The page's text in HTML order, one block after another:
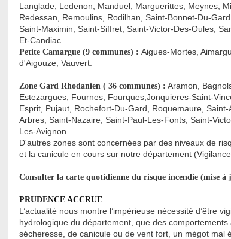
Langlade, Ledenon, Manduel, Marguerittes, Meynes,
Redessan, Remoulins, Rodilhan, Saint-Bonnet-Du-
Saint-Maximin, Saint-Siffret, Saint-Victor-Des-Oules,
Et-Candiac.
Petite Camargue (9 communes) : Aigues-Mortes,
d'Aigouze, Vauvert.
Zone Gard Rhodanien ( 36 communes) : Aramon,
Estezargues, Fournes, Fourques,Jonquieres-Saint-
Esprit, Pujaut, Rochefort-Du-Gard, Roquemaure,
Arbres, Saint-Nazaire, Saint-Paul-Les-Fonts, Saint-
Les-Avignon.
D'autres zones sont concernées par des niveaux de
et la canicule en cours sur notre département (Vigilance
Consulter la carte quotidienne du risque incendie (mise à
PRUDENCE ACCRUE
L’actualité nous montre l’impérieuse nécessité d’être
hydrologique du département, que des
sécheresse, de canicule ou de vent fort, un mégot